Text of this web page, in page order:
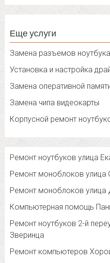
Еще услуги
Замена разъемов ноутбука
Установка и настройка
Замена оперативной
Замена чипа видеокарты
Корпусной ремонт
Ремонт ноутбуков улица
Ремонт моноблоков улица
Ремонт моноблоков улица
Компьютерная помощь
Ремонт ноутбуков 2-й
Зверинца
Ремонт компьютеров